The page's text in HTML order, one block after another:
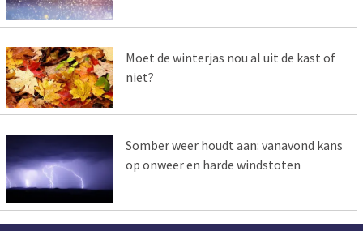
Moet de winterjas nou al uit de kast of
niet?
Somber weer houdt aan: vanavond kans
op onweer en harde windstoten